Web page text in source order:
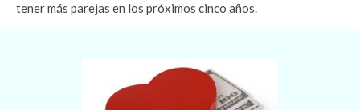
tener más parejas en los próximos cinco años.